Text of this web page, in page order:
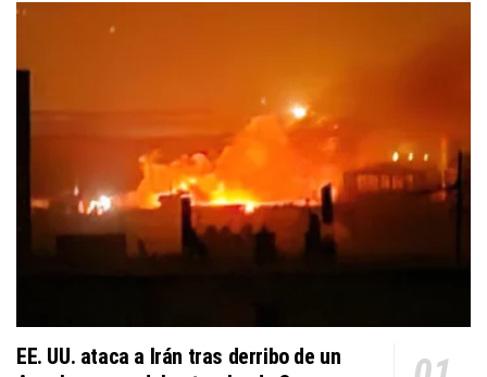
EE. UU. ataca a Irán tras derribo de un